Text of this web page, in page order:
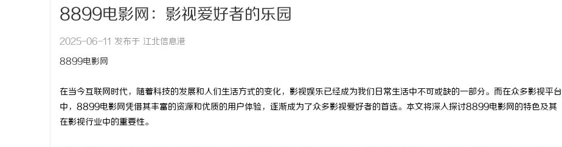
8899电影网：影视爱好者的乐园
2025-06-11 发布于 江北信息港
8899电影网
在当今互联网时代，随着科技的发展和人们生活方式的变化，影视娱乐已经成为我们日常生活中不可或缺的一部分。而在众多影视平台
中，8899电影网凭借其丰富的资源和优质的用户体验，逐渐成为了众多影视爱好者的首选。本文将深入探讨8899电影网的特色及其
在影视行业中的重要性。